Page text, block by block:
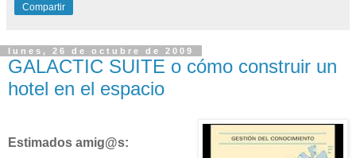
Compartir
lunes, 26 de octubre de 2009
GALACTIC SUITE o cómo construir un
hotel en el espacio
Estimados amig@s: